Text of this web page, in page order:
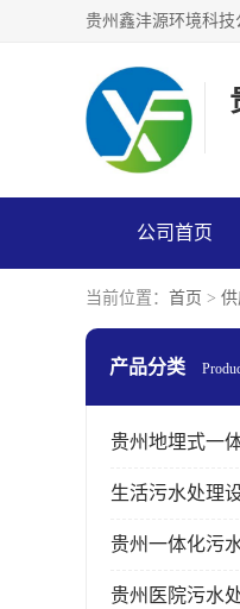
公司首页
当前位置： 首页 >
产品分类
贵州地埋式一
生活污水处理
贵州一体化污
贵州医院污水